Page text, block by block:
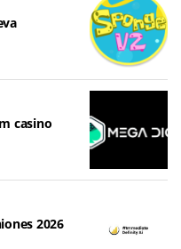
casino
2026